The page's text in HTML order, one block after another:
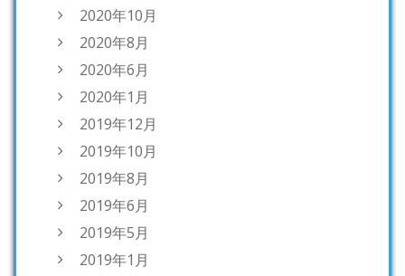
2020年10月
2020年8月
2020年6月
2020年1月
2019年12月
2019年10月
2019年8月
2019年6月
2019年5月
2019年1月